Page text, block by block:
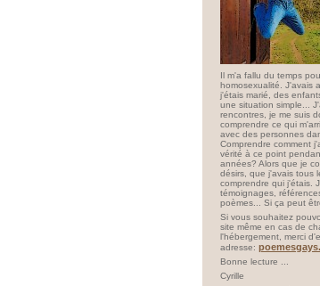
Il m'a fallu du temps
homosexualité. J'avais
j'étais marié, des
une situation simple...
rencontres, je me suis
comprendre ce qui
avec des personnes
Comprendre comment
vérité à ce point
années? Alors que je
désirs, que j'avais tous
comprendre qui j'étais.
témoignages,
poèmes... Si ça peut
Si vous souhaitez
site même en cas de
l'hébergement, merci
adresse:
Bonne lecture ...
Cyrille